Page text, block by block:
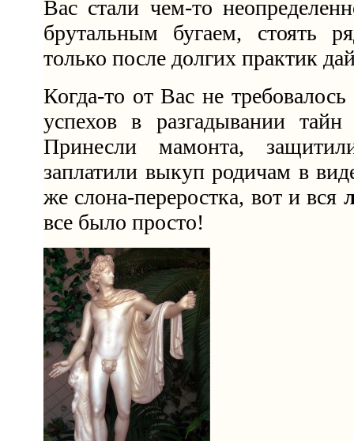
Вас стали чем-то
брутальным бугаем, стоять
только после долгих практик
Когда-то от Вас не требовалось
успехов в разгадывании
Принесли мамонта,
заплатили выкуп родичам в
же слона-переростка, вот и вся
все было просто!